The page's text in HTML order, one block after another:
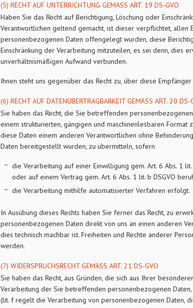
(5) RECHT AUF UNTERRICHTUNG GEMÄSS ART. 19 DS-GVO
Haben Sie das Recht auf Berichtigung, Löschung oder
Verantwortlichen geltend gemacht, ist dieser verpflichtet,
personenbezogenen Daten offengelegt wurden, diese
Einschränkung der Verarbeitung mitzuteilen, es sei denn, dies
unverhältnismäßigen Aufwand verbunden.
Ihnen steht uns gegenüber das Recht zu, über diese
(6) RECHT AUF DATENÜBERTRAGBARKEIT GEMÄSS ART. 20 DS-
Sie haben das Recht, die Sie betreffenden
einem strukturierten, gängigen und maschinenlesbaren Format
diese Daten einem anderen Verantwortlichen ohne
Daten bereitgestellt wurden, zu übermitteln, sofern
die Verarbeitung auf einer Einwilligung gem. Art. 6 Abs. 1 lit.
oder auf einem Vertrag gem. Art. 6 Abs. 1 lit. b DSGVO
die Verarbeitung mithilfe automatisierter Verfahren erfolgt.
In Ausübung dieses Rechts haben Sie ferner das Recht, zu
personenbezogenen Daten direkt von uns an einen anderen
dies technisch machbar ist. Freiheiten und Rechte anderer
werden.
(7) WIDERSPRUCHSRECHT GEMÄSS ART. 21 DS-GVO
Sie haben das Recht, aus Gründen, die sich aus Ihrer
Verarbeitung der Sie betreffenden personenbezogenen
(lit. f regelt die Verarbeitung von personenbezogenen Daten,